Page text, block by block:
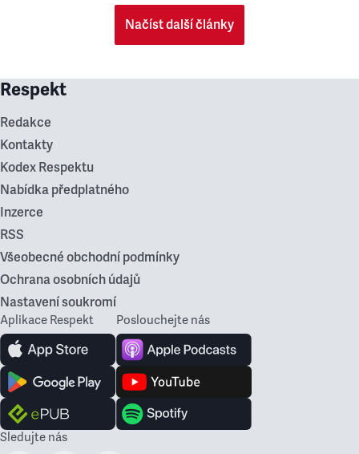
Načíst další články
Respekt
Redakce
Kontakty
Kodex Respektu
Nabídka předplatného
Inzerce
RSS
Všeobecné obchodní podmínky
Ochrana osobních údajů
Nastavení soukromí
Aplikace Respekt Poslouchejte nás
Sledujte nás